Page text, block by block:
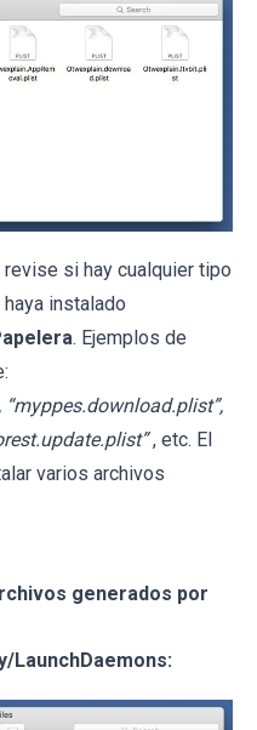
revise si hay cualquier tipo
instalado
. Ejemplos de
, etc. El
varios archivos
generados por
LaunchDaemons: